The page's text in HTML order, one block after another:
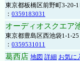
東京都板橋区前野町3-20-
： 0359183031
オーディオスクエア
東京都豊島区西池袋1-1-
： 0359531011
葛西店 地図 詳細 お気に